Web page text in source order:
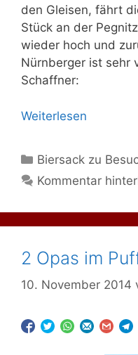
den Gleisen, fährt
Stück an der
wieder hoch und
Nürnberger ist sehr
Schaffner:
Weiterlesen
Kategorien
Biersack zu
Kommentar
2 Opas im
10. November 2014